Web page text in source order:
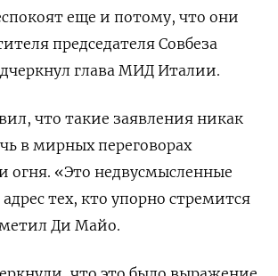
еще и потому, что они
председателя Совбеза
глава МИД Италии.
что такие заявления никак
в мирных переговорах
огня. «Это недвусмысленные
тех, кто упорно стремится
Ди Майо.